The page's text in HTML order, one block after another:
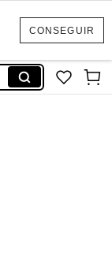
CONSEGUIR